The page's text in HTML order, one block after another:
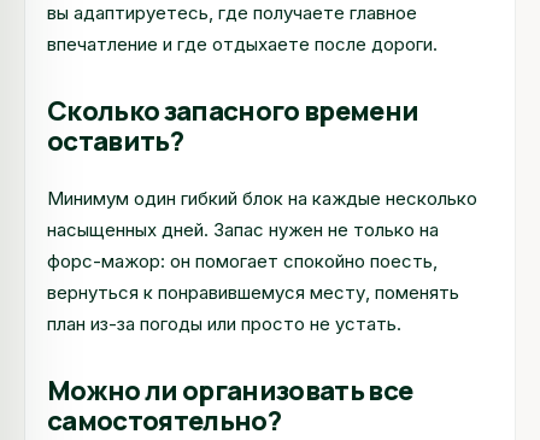
вы адаптируетесь, где получаете главное
впечатление и где отдыхаете после дороги.
Сколько запасного времени
оставить?
Минимум один гибкий блок на каждые несколько
насыщенных дней. Запас нужен не только на
форс-мажор: он помогает спокойно поесть,
вернуться к понравившемуся месту, поменять
план из-за погоды или просто не устать.
Можно ли организовать все
самостоятельно?